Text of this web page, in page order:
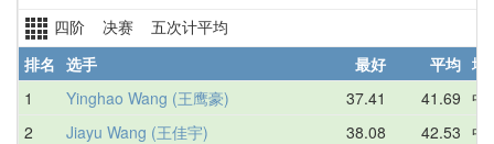
四阶 决赛 五次计平均
排名 选手 最好 平均 地
1
Yinghao Wang (王鹰豪) 37.41 41.69 中
2
Jiayu Wang (王佳宇) 38.08 42.53 中